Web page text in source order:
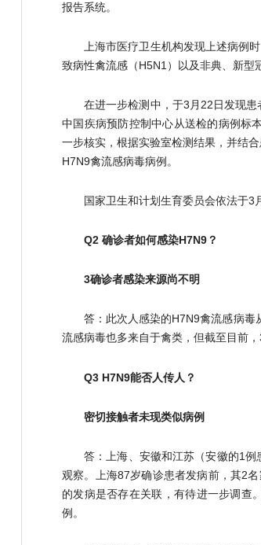
报告系统。
上海市医疗卫生机构发现上述病例
致病性禽流感（H5N1）以及非典、新型
在进一步检测中，于3月22日发现
中国疾病预防控制中心从送检的病例标
一步核实，根据实验室检测结果，并结
H7N9禽流感病毒病例。
国家卫生和计划生育委员会依法于3
Q2 确诊者如何感染H7N9？
3确诊者感染来源尚不明
答：此次人感染的H7N9禽流感病毒
流感病毒也多来自于禽类，但截至目前
Q3 H7N9能否人传人？
密切接触者未现类似病例
答：上海、安徽和江苏（安徽的1
观察。上海87岁确诊患者发病前，其2
的发病是否存在关联，有待进一步调查
例。